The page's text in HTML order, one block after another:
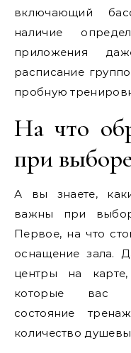
включающий
наличие
приложения
расписание
пробную
На что
при выборе
А вы знаете,
важны при
Первое, на что
оснащение зала.
центры на
которые вас
состояние
количество